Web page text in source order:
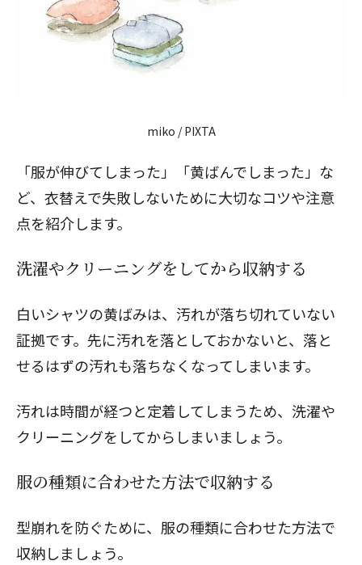
miko / PIXTA
「服が伸びてしまった」「黄ばんでしまった」な
ど、衣替えで失敗しないために大切なコツや注意
点を紹介します。
洗濯やクリーニングをしてから収納する
白いシャツの黄ばみは、汚れが落ち切れていない
証拠です。先に汚れを落としておかないと、落と
せるはずの汚れも落ちなくなってしまいます。
汚れは時間が経つと定着してしまうため、洗濯や
クリーニングをしてからしまいましょう。
服の種類に合わせた方法で収納する
型崩れを防ぐために、服の種類に合わせた方法で
収納しましょう。